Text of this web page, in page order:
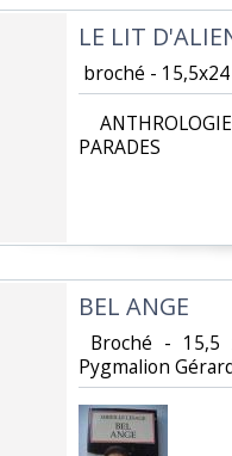
‎LE LIT
broché -
PARADES‎
‎BEL ANGE ‎
Broché -
Pygmalion